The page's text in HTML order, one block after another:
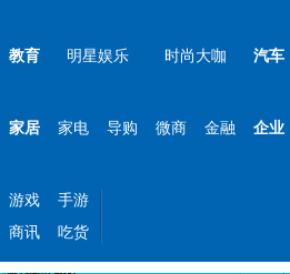
教育 明星娱乐 时尚大咖 汽车
家居 家电 导购 微商 金融 企业
游戏
手游
商讯
吃货